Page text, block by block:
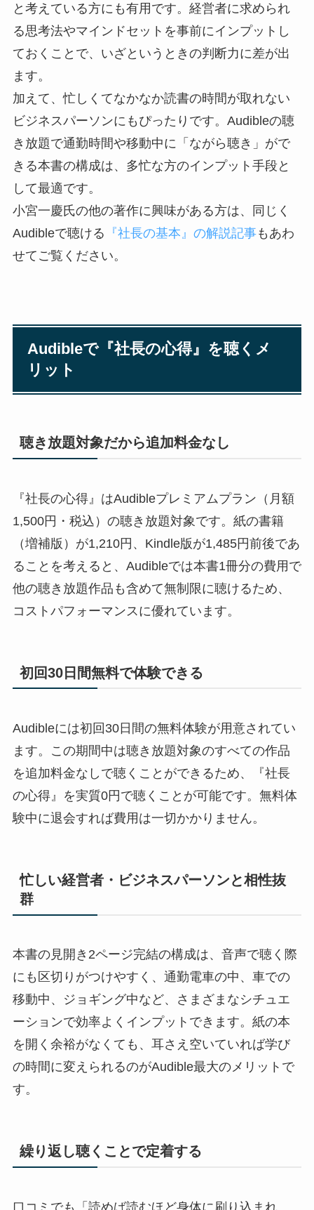
と考えている方にも有用です。経営者に求められ
る思考法やマインドセットを事前にインプットし
ておくことで、いざというときの判断力に差が出
ます。
加えて、忙しくてなかなか読書の時間が取れない
ビジネスパーソンにもぴったりです。Audibleの聴
き放題で通勤時間や移動中に「ながら聴き」がで
きる本書の構成は、多忙な方のインプット手段と
して最適です。
小宮一慶氏の他の著作に興味がある方は、同じく
Audibleで聴ける 『社長の基本』の解説記事もあわ
せてご覧ください。
Audibleで『社長の心得』を聴くメ
リット
聴き放題対象だから追加料金なし
『社長の心得』はAudibleプレミアムプラン（月額
1,500円・税込）の聴き放題対象です。紙の書籍
（増補版）が1,210円、Kindle版が1,485円前後であ
ることを考えると、Audibleでは本書1冊分の費用で
他の聴き放題作品も含めて無制限に聴けるため、
コストパフォーマンスに優れています。
初回30日間無料で体験できる
Audibleには初回30日間の無料体験が用意されてい
ます。この期間中は聴き放題対象のすべての作品
を追加料金なしで聴くことができるため、『社長
の心得』を実質0円で聴くことが可能です。無料体
験中に退会すれば費用は一切かかりません。
忙しい経営者・ビジネスパーソンと相性抜
群
本書の見開き2ページ完結の構成は、音声で聴く際
にも区切りがつけやすく、通勤電車の中、車での
移動中、ジョギング中など、さまざまなシチュエ
ーションで効率よくインプットできます。紙の本
を開く余裕がなくても、耳さえ空いていれば学び
の時間に変えられるのがAudible最大のメリットで
す。
繰り返し聴くことで定着する
口コミでも「読めば読むほど身体に刷り込まれ